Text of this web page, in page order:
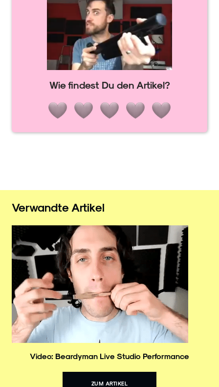
Wie findest Du den Artikel?
Verwandte Artikel
Video: Beardyman Live Studio Performance
ZUM ARTIKEL